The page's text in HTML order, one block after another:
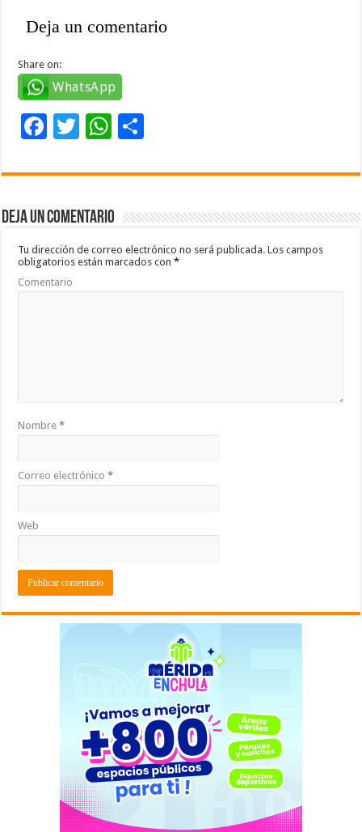
Deja un comentario
Share on:
WhatsApp
F
e
b
o
o
k
T
tt
er
W
at
sA
p
p
m
ar
ti
Deja un comentario
Tu dirección de correo electrónico no será publicada. Los campos
obligatorios están marcados con*
Comentario
Nombre*
Correo electrónico*
Web